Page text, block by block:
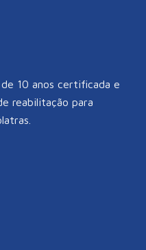
10 anos certificada e
reabilitação para